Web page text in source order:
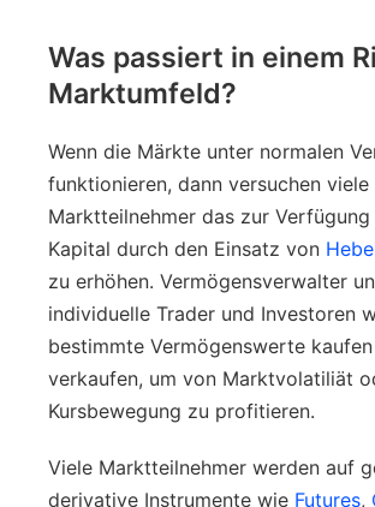
Was passiert in einem
Marktumfeld?
Wenn die Märkte unter normalen
funktionieren, dann versuchen viele
Marktteilnehmer das zur
Kapital durch den Einsatz von
zu erhöhen. Vermögensverwalter
individuelle Trader und Investoren
bestimmte Vermögenswerte
verkaufen, um von Marktvolatiliät
Kursbewegung zu profitieren.
Viele Marktteilnehmer werden auf
derivative Instrumente wie Futures,